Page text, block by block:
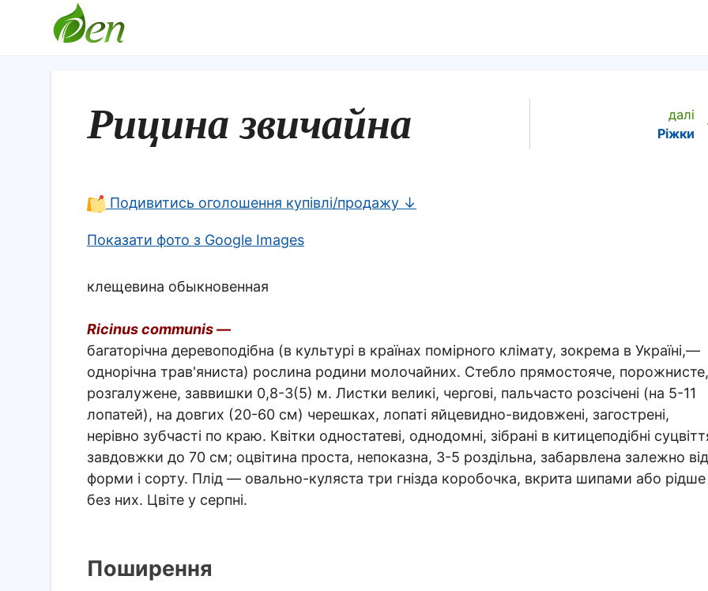
Рицина звичайна
далі
Ріжки
Подивитись оголошення купівлі/продажу ↓
Показати фото з Google Images
клещевина обыкновенная
Ricinus communis —
багаторічна деревоподібна (в культурі в країнах помірного клімату, зокрема в Україні,—
однорічна трав'яниста) рослина родини молочайних. Стебло прямостояче, порожнисте,
розгалужене, заввишки 0,8-3(5) м. Листки великі, чергові, пальчасто розсічені (на 5-11
лопатей), на довгих (20-60 см) черешках, лопаті яйцевидно-видовжені, загострені,
нерівно зубчасті по краю. Квітки одностатеві, однодомні, зібрані в китицеподібні
завдовжки до 70 см; оцвітина проста, непоказна, 3-5 роздільна, забарвлена залежно від
форми і сорту. Плід — овально-куляста три гнізда коробочка, вкрита шипами або рідше
без них. Цвіте у серпні.
Поширення